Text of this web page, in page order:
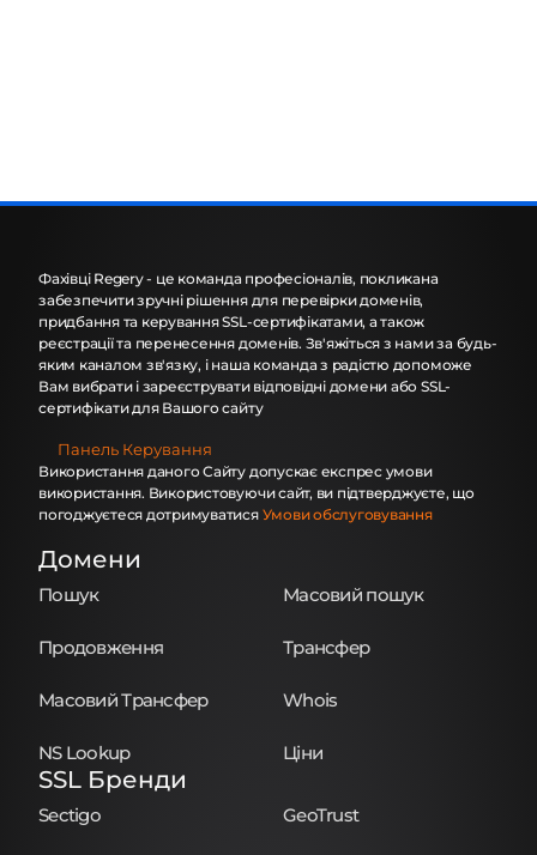
Фахівці Regery - це команда професіоналів, покликана
забезпечити зручні рішення для перевірки доменів,
придбання та керування SSL-сертифікатами, а також
реєстрації та перенесення доменів. Зв'яжіться з нами за будь-
яким каналом зв'язку, і наша команда з радістю допоможе
Вам вибрати і зареєструвати відповідні домени або SSL-
сертифікати для Вашого сайту
Панель Керування
Використання даного Сайту допускає експрес умови
використання. Використовуючи сайт, ви підтверджуєте, що
погоджуєтеся дотримуватися Умови обслуговування
Домени
Пошук Масовий пошук
Продовження Трансфер
Масовий Трансфер Whois
NS Lookup Ціни
SSL Бренди
Sectigo GeoTrust